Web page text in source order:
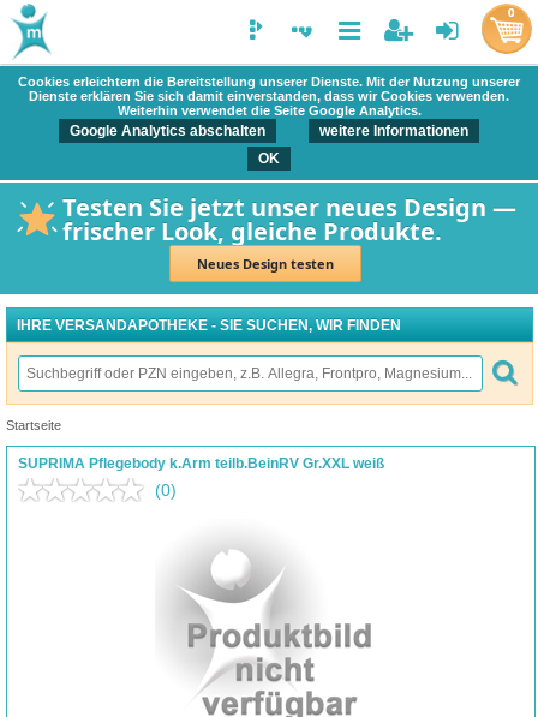
Cookies erleichtern die Bereitstellung unserer Dienste. Mit der Nutzung unserer
Dienste erklären Sie sich damit einverstanden, dass wir Cookies verwenden.
Weiterhin verwendet die Seite Google Analytics.
Google Analytics abschalten
weitere Informationen
OK
Testen Sie jetzt unser neues Design —
frischer Look, gleiche Produkte.
Neues Design testen
0
IHRE VERSANDAPOTHEKE - SIE SUCHEN, WIR FINDEN
Startseite
SUPRIMA Pflegebody k.Arm teilb.BeinRV Gr.XXL weiß
(0)